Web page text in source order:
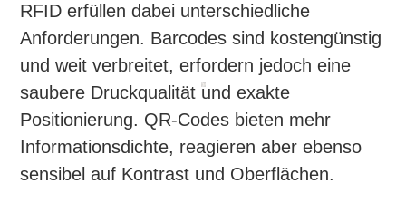
RFID erfüllen dabei unterschiedliche
Anforderungen. Barcodes sind kostengünstig
und weit verbreitet, erfordern jedoch eine
saubere Druckqualität und exakte
Positionierung. QR-Codes bieten mehr
Informationsdichte, reagieren aber ebenso
sensibel auf Kontrast und Oberflächen.